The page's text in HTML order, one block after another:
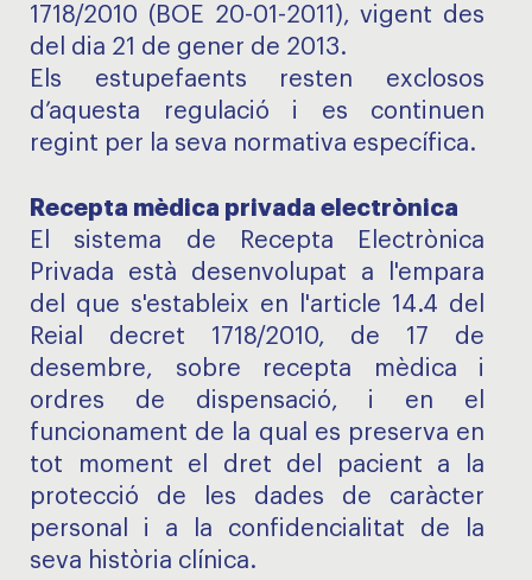
1718/2010 (BOE 20-01-2011), vigent des
del dia 21 de gener de 2013.
Els estupefaents resten exclosos
d’aquesta regulació i es continuen
regint per la seva normativa específica.
Recepta mèdica privada electrònica
El sistema de Recepta Electrònica
Privada està desenvolupat a l'empara
del que s'estableix en l'article 14.4 del
Reial decret 1718/2010, de 17 de
desembre, sobre recepta mèdica i
ordres de dispensació, i en el
funcionament de la qual es preserva en
tot moment el dret del pacient a la
protecció de les dades de caràcter
personal i a la confidencialitat de la
seva història clínica.